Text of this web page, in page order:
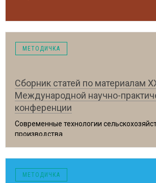
МЕТОДИЧКА
Сборник статей по материалам
Международной научно-
конференции
Современные технологии
производства
МЕТОДИЧКА